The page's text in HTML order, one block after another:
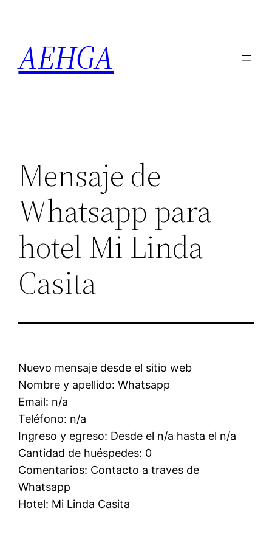
contenido
AEHGA
Mensaje de
Whatsapp para
hotel Mi Linda
Casita
Nuevo mensaje desde el sitio web
Nombre y apellido: Whatsapp
Email: n/a
Teléfono: n/a
Ingreso y egreso: Desde el n/a hasta el n/a
Cantidad de huéspedes: 0
Comentarios: Contacto a traves de
Whatsapp
Hotel: Mi Linda Casita